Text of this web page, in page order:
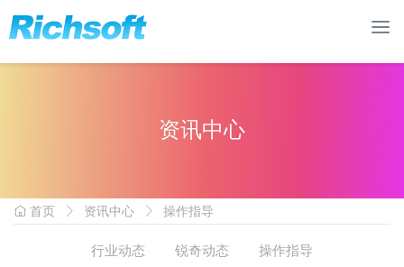
资讯中心
首页 资讯中心 操作指导
行业动态 锐奇动态 操作指导